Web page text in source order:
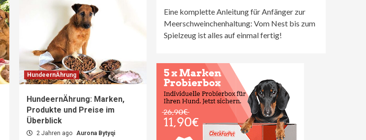
HundeernÄhrung
HundeernÄhrung: Marken,
Produkte und Preise im
Überblick
2 Jahren ago Aurona Bytyqi
Eine komplette Anleitung für Anfänger zur
Meerschweinchenhaltung: Vom Nest bis zum
Spielzeug ist alles auf einmal fertig!